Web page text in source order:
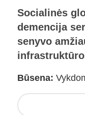
Socialinės
demencija
senyvo
Būsena: